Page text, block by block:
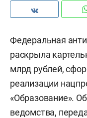
Федеральная
раскрыла
млрд рублей,
реализации
«Образование».
ведомства,